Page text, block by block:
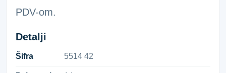
PDV-om.
Detalji
Šifra 5​5​1​4​ ​4​2​